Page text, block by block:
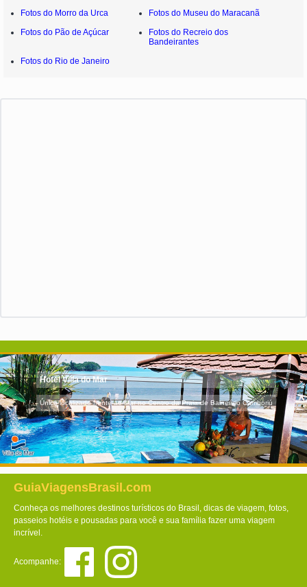
Fotos do Morro da Urca
Fotos do Museu do Maracanã
Fotos do Pão de Açúcar
Fotos do Recreio dos
Bandeirantes
Fotos do Rio de Janeiro
Hotel Villa do Mar
Único localizado frente ao Mar no Centro da Praia de Balneário Camboriú
GuiaViagensBrasil.com
Conheça os melhores destinos turísticos do Brasil, dicas de viagem, fotos,
passeios hotéis e pousadas para você e sua família fazer uma viagem
incrível.
Acompanhe: